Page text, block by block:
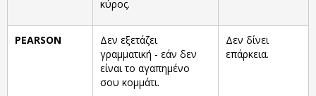
κύρος.
PEARSON
Δεν εξετάζει
γραμματική - εάν δεν
είναι το αγαπημένο
σου κομμάτι.
Δεν δίνει
επάρκεια.